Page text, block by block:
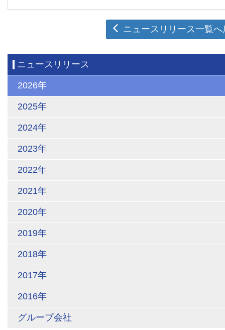
ニュースリリース一覧へ
ニュースリリース
2026年
2025年
2024年
2023年
2022年
2021年
2020年
2019年
2018年
2017年
2016年
グループ会社